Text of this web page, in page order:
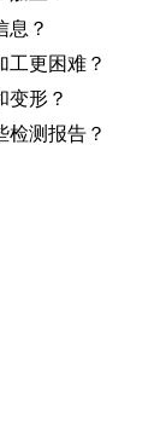
息？
工更困难？
变形？
检测报告？